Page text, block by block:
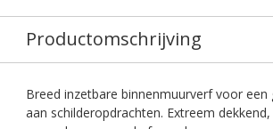
Productomschrijving
Breed inzetbare binnenmuurverf voor
aan schilderopdrachten. Extreem